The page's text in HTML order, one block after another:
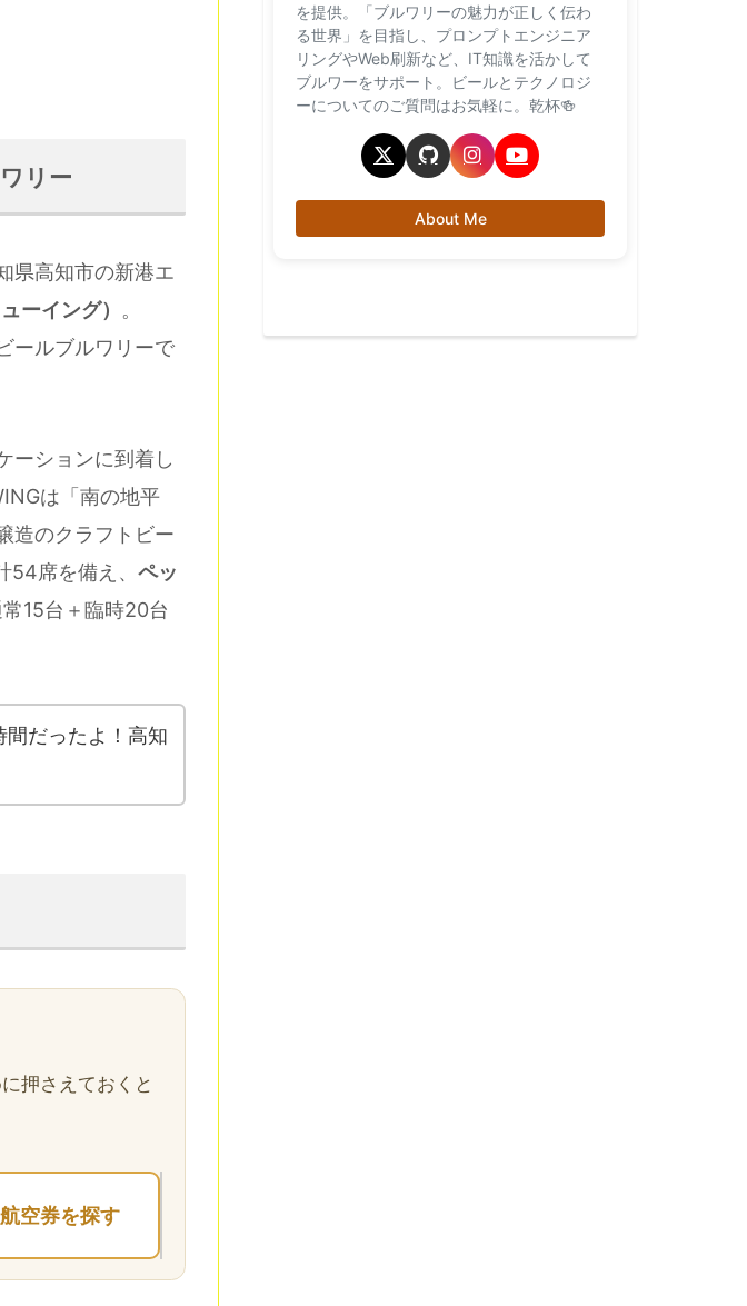
リー
県高知市の新港エ
ーイング） 。
ールブルワリーで
ーションに到着し
は「南の地平
造のクラフトビー
席を備え、 ペッ
15台＋臨時20台
だったよ！高知
押さえておくと
空券を探す
を提供。「ブルワリーの魅力が正しく伝わ
る世界」を目指し、プロンプトエンジニア
リングやWeb刷新など、IT知識を活かして
ブルワーをサポート。ビールとテクノロジ
ーについてのご質問はお気軽に。乾杯🍻
About Me